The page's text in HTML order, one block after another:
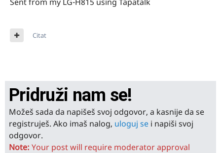
Citat
Pridruži nam se!
Možeš sada da napišeš svoj odgovor, a kasnije da se
registruješ. Ako imaš nalog, uloguj se i napiši svoj
odgovor.
Note: Your post will require moderator approval